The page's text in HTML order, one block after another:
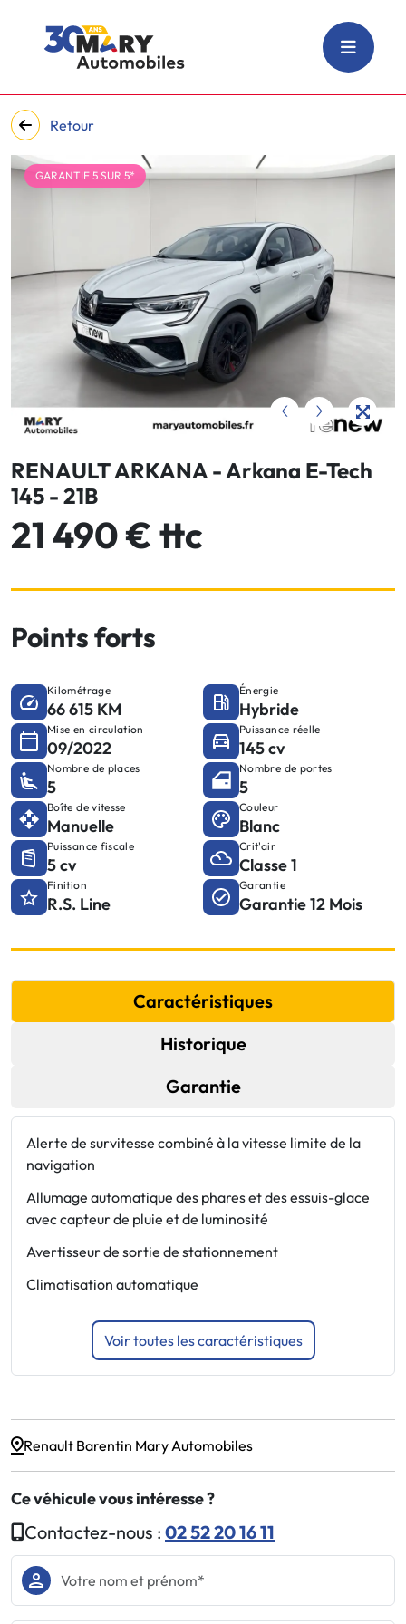
Retour
‹ ›
GARANTIE 5 SUR 5*
RENAULT ARKANA - Arkana E-Tech
145 - 21B
21 490 € ttc
Points forts
Kilométrage
66 615 KM
Énergie
Hybride
Mise en circulation
09/2022
Puissance réelle
145 cv
Nombre de places
5
Nombre de portes
5
Boîte de vitesse
Manuelle
Couleur
Blanc
Puissance fiscale
5 cv
Crit'air
Classe 1
Finition
R.S. Line
Garantie
Garantie 12 Mois
Caractéristiques
Historique
Garantie
Alerte de survitesse combiné à la vitesse limite de la
navigation
Allumage automatique des phares et des essuis-glace
avec capteur de pluie et de luminosité
Avertisseur de sortie de stationnement
Climatisation automatique
Voir toutes les caractéristiques
Renault Barentin Mary Automobiles
Ce véhicule vous intéresse ?
Contactez-nous : 02 52 20 16 11